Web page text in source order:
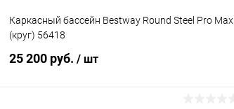
Каркасный бассейн Bestway Round Steel Pro Max
(круг) 56418
25 200 руб. / шт